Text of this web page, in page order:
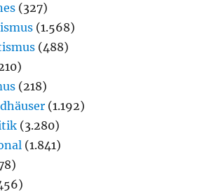
(327)
(1.568)
(488)
(218)
(1.192)
(3.280)
(1.841)